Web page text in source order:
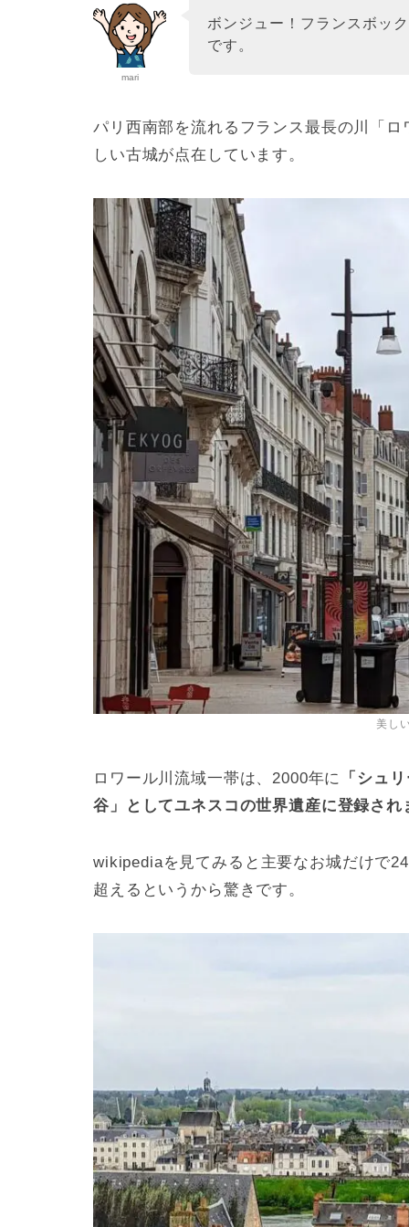
mari
ボンジュー！フランスボッ
です。
パリ西南部を流れるフランス最長の川「
しい古城が点在しています。
美し
ロワール川流域一帯は、2000年に
「シュ
谷」としてユネスコの世界遺産に登録され
wikipediaを見てみると主要なお城だけで
超えるというから驚きです。